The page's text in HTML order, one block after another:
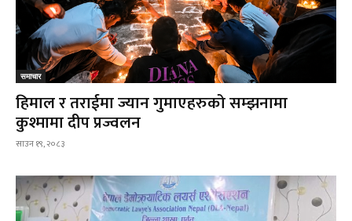
समाचार
हिमाल र तराईमा ज्यान गुमाएहरुको सम्झनामा
कुश्मामा दीप प्रज्वलन
साउन १९, २०८३